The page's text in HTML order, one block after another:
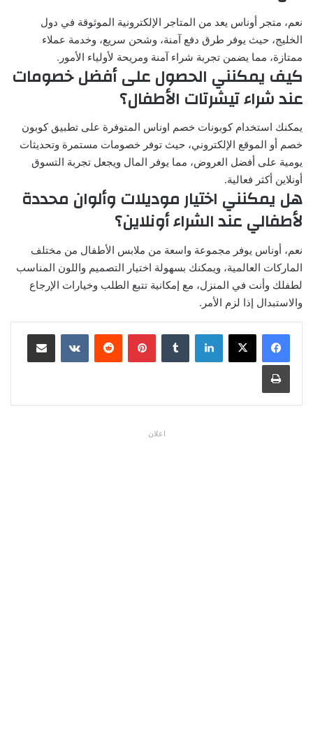
نعم، متجر أوناس يعد من المتاجر الإلكترونية الموثوقة في دول
الخليج، حيث يوفر طرق دفع آمنة، وشحن سريع، وخدمة عملاء
ممتازة، مما يضمن تجربة شراء آمنة ومريحة لأولياء الأمور.
كيف يمكنني الحصول على أفضل خصومات
عند شراء تيشرتات الأطفال؟
يمكنك استخدام كوبونات خصم اوناس المتوفرة على تطبيق كوبون
خصم أو الموقع الإلكتروني، حيث توفر خصومات مستمرة وتحديثات
يومية على أفضل العروض، مما يوفر المال ويجعل تجربة التسوق
أونلاين أكثر فعالية.
هل يمكنني اختيار موديلات وألوان محددة
لأطفالي عند الشراء أونلاين؟
نعم، أوناس يوفر مجموعة واسعة من ملابس الأطفال من مختلف
الماركات العالمية، ويمكنك بسهولة اختيار التصميم واللون المناسب
لطفلك وأنت في المنزل، مع إمكانية تتبع الطلب وخيارات الإرجاع
والاستبدال إذا لزم الأمر.
لينكدإن بينتيريست مشاركة عبر البريد
طباعة
اعلان